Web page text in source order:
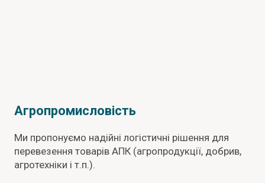
Агропромисловість
Ми пропонуємо надійні логістичні рішення для
перевезення товарів АПК (агропродукції, добрив,
агротехніки і т.п.).